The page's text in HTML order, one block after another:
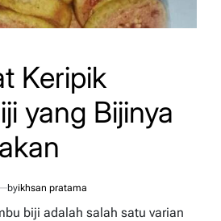
Keripik
yang Bijinya
byikhsan pratama
biji adalah salah satu varian